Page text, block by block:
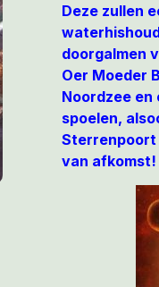
Deze zullen
doorgalmen
Oer Moeder
Noordzee en
spoelen,
Sterrenpoort
van afkomst!